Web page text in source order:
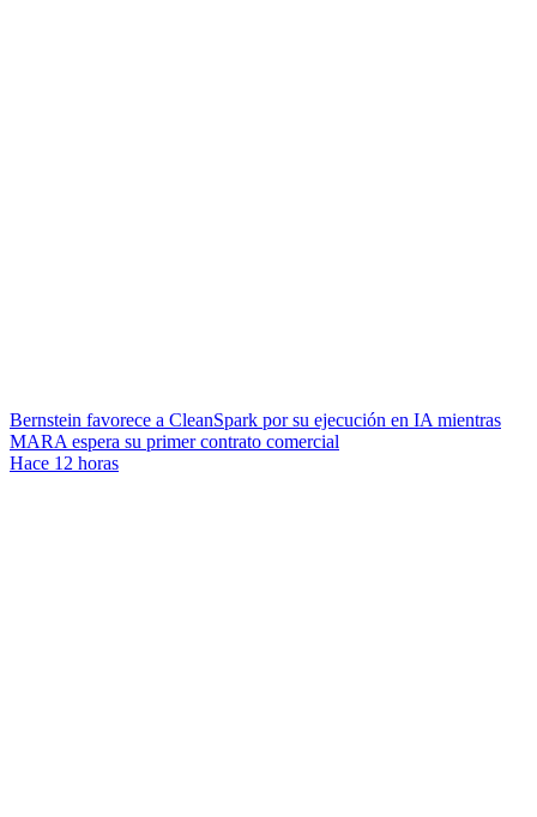
Bernstein favorece a CleanSpark por su ejecución en IA mientras
MARA espera su primer contrato comercial
Hace 12 horas